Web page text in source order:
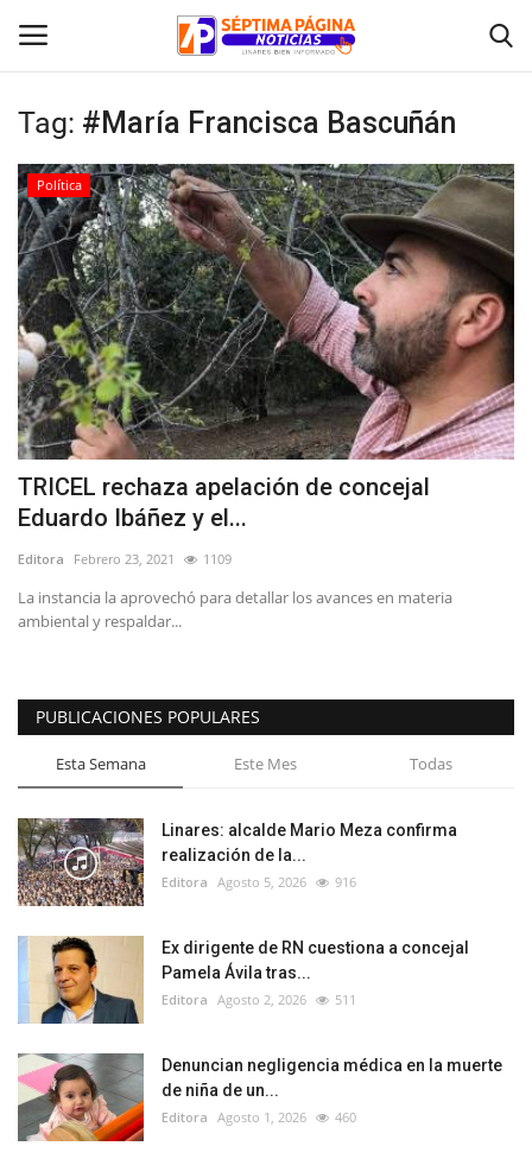
Inicio
Crónica
Policial
Tribunales
Deporte
Política
Espectáculos
Tag: #María Francisca Bascuñán
Política
TRICEL rechaza apelación de concejal
Eduardo Ibáñez y el...
Editora Febrero 23, 2021 1109
La instancia la aprovechó para detallar los avances en materia
ambiental y respaldar...
PUBLICACIONES POPULARES
Esta Semana Este Mes Todas
Linares: alcalde Mario Meza confirma
realización de la...
Editora Agosto 5, 2026 916
Ex dirigente de RN cuestiona a concejal
Pamela Ávila tras...
Editora Agosto 2, 2026 511
Denuncian negligencia médica en la muerte
de niña de un...
Editora Agosto 1, 2026 460